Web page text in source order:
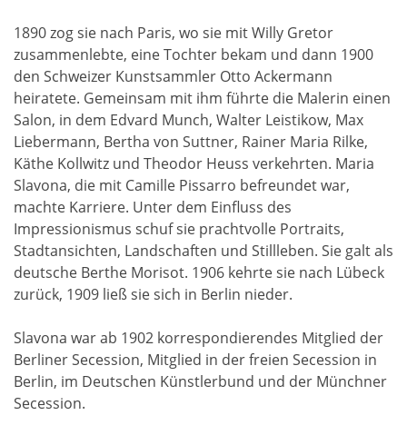
1890 zog sie nach Paris, wo sie mit Willy Gretor
zusammenlebte, eine Tochter bekam und dann 1900
den Schweizer Kunstsammler Otto Ackermann
heiratete. Gemeinsam mit ihm führte die Malerin einen
Salon, in dem Edvard Munch, Walter Leistikow, Max
Liebermann, Bertha von Suttner, Rainer Maria Rilke,
Käthe Kollwitz und Theodor Heuss verkehrten. Maria
Slavona, die mit Camille Pissarro befreundet war,
machte Karriere. Unter dem Einfluss des
Impressionismus schuf sie prachtvolle Portraits,
Stadtansichten, Landschaften und Stillleben. Sie galt als
deutsche Berthe Morisot. 1906 kehrte sie nach Lübeck
zurück, 1909 ließ sie sich in Berlin nieder.
Slavona war ab 1902 korrespondierendes Mitglied der
Berliner Secession, Mitglied in der freien Secession in
Berlin, im Deutschen Künstlerbund und der Münchner
Secession.